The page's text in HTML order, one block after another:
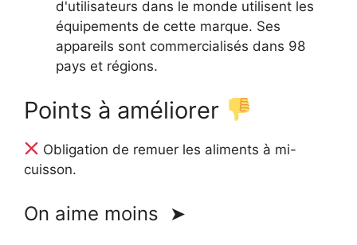
d'utilisateurs dans le monde utilisent les
équipements de cette marque. Ses
appareils sont commercialisés dans 98
pays et régions.
Points à améliorer
Obligation de remuer les aliments à mi-
cuisson.
On aime moins ➤